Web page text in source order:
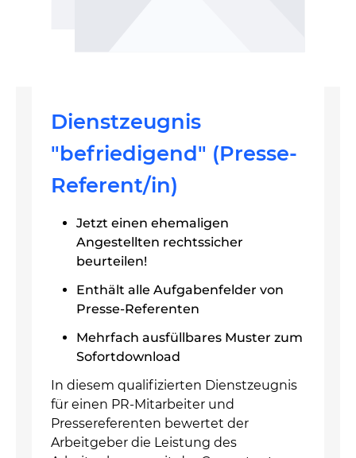
Dienstzeugnis
"befriedigend" (Presse-
Referent/in)
Jetzt einen ehemaligen
Angestellten rechtssicher
beurteilen!
Enthält alle Aufgabenfelder von
Presse-Referenten
Mehrfach ausfüllbares Muster zum
Sofortdownload
In diesem qualifizierten Dienstzeugnis
für einen PR-Mitarbeiter und
Pressereferenten bewertet der
Arbeitgeber die Leistung des